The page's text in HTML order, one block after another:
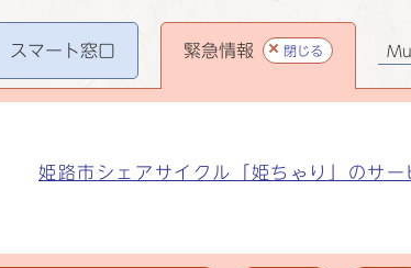
スマート窓口 緊急情報 閉じる
姫路市シェアサイクル「姫ちゃり」のサ